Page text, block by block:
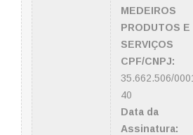
MEDEIROS
PRODUTOS E
SERVIÇOS
CPF/CNPJ:
35.662.506/
40
Data da
Assinatura: